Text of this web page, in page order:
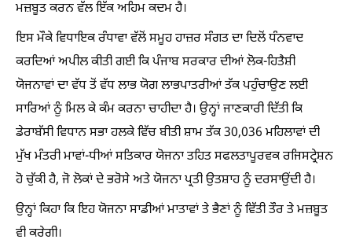
ਮਜ਼ਬੂਤ ਕਰਨ ਵੱਲ ਇੱਕ ਅਹਿਮ ਕਦਮ ਹੈ।
ਇਸ ਮੌਕੇ ਵਿਧਾਇਕ ਰੰਧਾਵਾ ਵੱਲੋਂ ਸਮੂਹ ਹਾਜ਼ਰ ਸੰਗਤ ਦਾ ਦਿਲੋਂ ਧੰਨਵਾਦ
ਕਰਦਿਆਂ ਅਪੀਲ ਕੀਤੀ ਗਈ ਕਿ ਪੰਜਾਬ ਸਰਕਾਰ ਦੀਆਂ ਲੋਕ-ਹਿਤੈਸ਼ੀ
ਯੋਜਨਾਵਾਂ ਦਾ ਵੱਧ ਤੋਂ ਵੱਧ ਲਾਭ ਯੋਗ ਲਾਭਪਾਤਰੀਆਂ ਤੱਕ ਪਹੁੰਚਾਉਣ ਲਈ
ਸਾਰਿਆਂ ਨੂੰ ਮਿਲ ਕੇ ਕੰਮ ਕਰਨਾ ਚਾਹੀਦਾ ਹੈ। ਉਨ੍ਹਾਂ ਜਾਣਕਾਰੀ ਦਿੱਤੀ ਕਿ
ਡੇਰਾਬੱਸੀ ਵਿਧਾਨ ਸਭਾ ਹਲਕੇ ਵਿੱਚ ਬੀਤੀ ਸ਼ਾਮ ਤੱਕ 30,036 ਮਹਿਲਾਵਾਂ ਦੀ
ਮੁੱਖ ਮੰਤਰੀ ਮਾਵਾਂ-ਧੀਆਂ ਸਤਿਕਾਰ ਯੋਜਨਾ ਤਹਿਤ ਸਫਲਤਾਪੂਰਵਕ ਰਜਿਸਟ੍ਰੇਸ਼ਨ
ਹੋ ਚੁੱਕੀ ਹੈ, ਜੋ ਲੋਕਾਂ ਦੇ ਭਰੋਸੇ ਅਤੇ ਯੋਜਨਾ ਪ੍ਰਤੀ ਉਤਸ਼ਾਹ ਨੂੰ ਦਰਸਾਉਂਦੀ ਹੈ।
ਉਨ੍ਹਾਂ ਕਿਹਾ ਕਿ ਇਹ ਯੋਜਨਾ ਸਾਡੀਆਂ ਮਾਤਾਵਾਂ ਤੇ ਭੈਣਾਂ ਨੂੰ ਵਿੱਤੀ ਤੌਰ ਤੇ ਮਜ਼ਬੂਤ
ਵੀ ਕਰੇਗੀ।